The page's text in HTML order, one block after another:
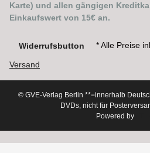
Karte) und allen gängigen
Einkaufswert von 15€ an.
Widerrufsbutton * Alle Preise
Versand
© GVE-Verlag Berlin **=innerhalb
DVDs, nicht für
Powered by